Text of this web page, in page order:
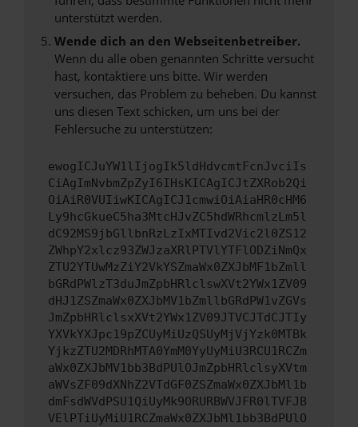
unterstützt werden.
Wende dich an den Webseitenbetreiber.
Wenn du alle oben genannten Schritte versucht
hast, kontaktiere uns bitte. Wir werden
versuchen, das Problem zu beheben. Du kannst
uns diesen Text schicken, um uns bei der
Fehlersuche zu unterstützen:
ewogICJuYW1lIjogIk5ldHdvcmtFcnJvciIs
CiAgImNvbmZpZyI6IHsKICAgICJtZXRob2Qi
OiAiR0VUIiwKICAgICJ1cmwiOiAiaHR0cHM6
Ly9hcGkueC5ha3MtcHJvZC5hdWRhcmlzLm5l
dC92MS9jbGllbnRzLzIxMTIvd2Vic2l0ZS12
ZWhpY2xlcz93ZWJzaXRlPTVlYTFlODZiNmQx
ZTU2YTUwMzZiY2VkYSZmaWx0ZXJbMF1bZmll
bGRdPWlzT3duJmZpbHRlclswXVt2YWx1ZV09
dHJ1ZSZmaWx0ZXJbMV1bZmllbGRdPW1vZGVs
JmZpbHRlclsxXVt2YWx1ZV09JTVCJTdCJTIy
YXVkYXJpc19pZCUyMiUzQSUyMjVjYzk0MTBk
YjkzZTU2MDRhMTA0YmM0YyUyMiU3RCU1RCZm
aWx0ZXJbMV1bb3BdPUlOJmZpbHRlclsyXVtm
aWVsZF09dXNhZ2VTdGF0ZSZmaWx0ZXJbMl1b
dmFsdWVdPSU1QiUyMk9ORURBWVJFR0lTVFJB
VElPTiUyMiU1RCZmaWx0ZXJbMl1bb3BdPUlO